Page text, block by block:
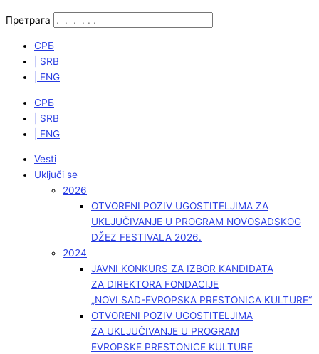
Претрага
СРБ
| SRB
| ENG
СРБ
| SRB
| ENG
Vesti
Uključi se
2026
OTVORENI POZIV UGOSTITELJIMA ZA
UKLJUČIVANJE U PROGRAM NOVOSADSKOG
DŽEZ FESTIVALA 2026.
2024
JAVNI KONKURS ZA IZBOR KANDIDATA
ZA DIREKTORA FONDACIJE
„NOVI SAD-EVROPSKA PRESTONICA KULTURE“
OTVORENI POZIV UGOSTITELJIMA
ZA UKLJUČIVANJE U PROGRAM
EVROPSKE PRESTONICE KULTURE